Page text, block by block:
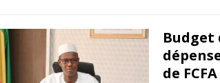
Budget
de FCFA